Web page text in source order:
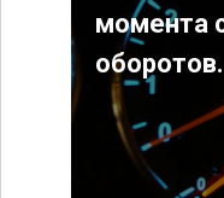
момента
оборотов.